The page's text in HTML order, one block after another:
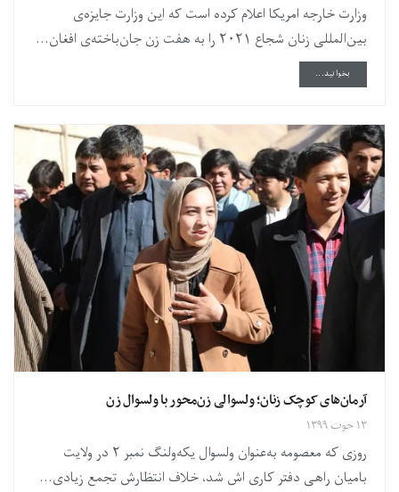
وزارت خارجه‌ امریکا اعلام کرده است که این وزارت جایزه‌ی
بین‌المللی زنان شجاع ۲۰۲۱ را به هفت زن جان‌باخته‌ی افغان...
بخوانید...
آرمان‌های کوچک زنان؛ ولسوالی زن‌محور با ولسوال زن
۱۳ حوت ۱۳۹۹
روزی که معصومه به‌عنوان ولسوال یکه‌ولنگ نمبر ۲ در ولایت
بامیان راهی دفتر کاری اش شد، خلاف انتظارش تجمع زیادی...